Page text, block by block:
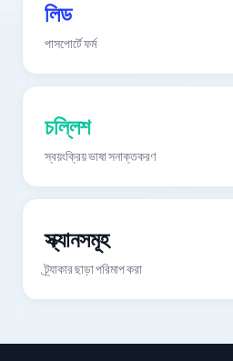
লিড
পাসপোর্টে ফর্ম
চল্লিশ
স্বয়ংক্রিয় ভাষা সনাক্তকরণ
স্ক্যানসমূহ
ট্র্যাকার ছাড়া পরিমাপ করা